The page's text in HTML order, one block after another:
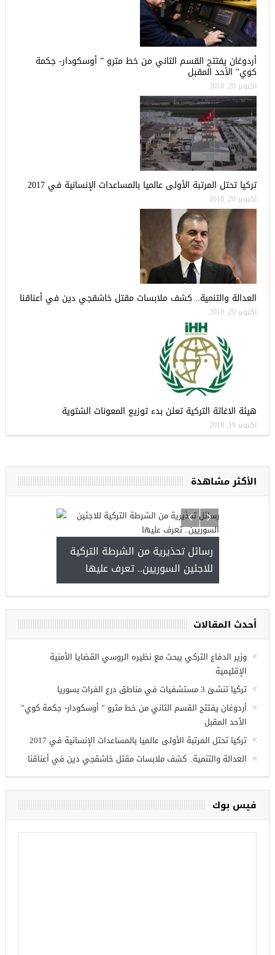
أردوغان يفتتح القسم الثاني من خط مترو ” أوسكودار- جكمة
كوي” الأحد المقبل
أكتوبر 20, 2018
تركيا تحتل المرتبة الأولى عالميا بالمساعدات الإنسانية في 2017
أكتوبر 20, 2018
العدالة والتنمية.. كشف ملابسات مقتل خاشقجي دين في أعناقنا
أكتوبر 20, 2018
هيئة الاغاثة التركية تعلن بدء توزيع المعونات الشتوية
أكتوبر 19, 2018
الأكثر مشاهدة
رسائل تحذيرية من الشرطة التركية
للاجئين السوريين.. تعرف عليها
أحدث المقالات
وزير الدفاع التركي يبحث مع نظيره الروسي القضايا الأمنية
الإقليمية
تركيا تنشئ 3 مستشفيات في مناطق درع الفرات بسوريا
أردوغان يفتتح القسم الثاني من خط مترو ” أوسكودار- جكمة كوي”
الأحد المقبل
تركيا تحتل المرتبة الأولى عالميا بالمساعدات الإنسانية في 2017
العدالة والتنمية.. كشف ملابسات مقتل خاشقجي دين في أعناقنا
فيس بوك